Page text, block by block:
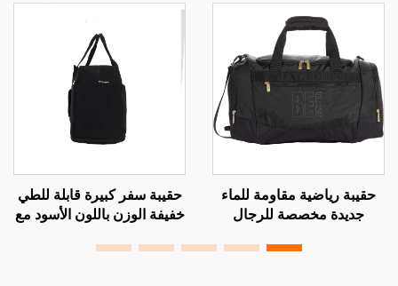
والنساء
مقاومة للماء
مخصصة للرجال
الرياضية والسفر
حقيبة سفر كبيرة قابلة للطي
خفيفة الوزن باللون الأسود مع
وطبقة إضافية ورباط حذاء
شعار
كبيرة